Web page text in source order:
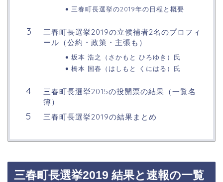
三春町長選挙の2019年の日程と概要
三春町長選挙2019の立候補者2名のプロフィ
ール（公約・政策・主張も）
坂本 浩之（さかもと ひろゆき）氏
橋本 国春（はしもと くにはる）氏
三春町長選挙2015の投開票の結果（一覧名
簿）
三春町長選挙2019の結果まとめ
三春町長選挙2019 結果と速報の一覧